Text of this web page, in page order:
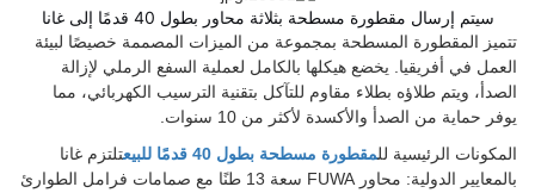
سيتم إرسال مقطورة مسطحة بثلاثة محاور بطول 40 قدمًا إلى غانا
تتميز المقطورة المسطحة بمجموعة من الميزات المصممة خصيصًا لبيئة
العمل في أفريقيا. يخضع هيكلها بالكامل لعملية السفع الرملي لإزالة
الصدأ، ويتم طلاؤه بطلاء مقاوم للتآكل بتقنية الترسيب الكهربائي، مما
يوفر حماية من الصدأ والأكسدة لأكثر من 10 سنوات.
المكونات الرئيسية للمقطورة مسطحة بطول 40 قدمًا للبيع
تلتزم غانا
بالمعايير الدولية: محاور FUWA سعة 13 طنًا مع صمامات فرامل الطوارئ